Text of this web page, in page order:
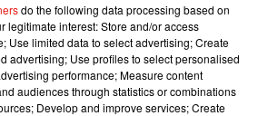
7 août 2026
Madonna sort enfin le remix de « Love
do the following data processing based on
legitimate interest: Store and/or access
Use limited data to select advertising; Create
advertising; Use profiles to select personalised
performance; Measure content
audiences through statistics or combinations
Develop and improve services; Create